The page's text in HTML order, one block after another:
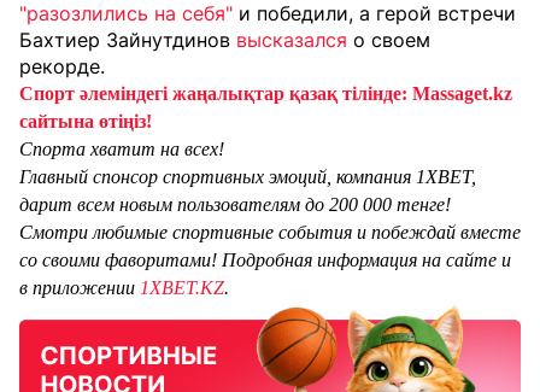
"разозлились на себя" и победили, а герой встречи
Бахтиер Зайнутдинов высказался о своем
рекорде.
Спорт әлеміндегі жаңалықтар қазақ тілінде: Massaget.kz
сайтына өтіңіз!
Спорта хватит на всех!
Главный спонсор спортивных эмоций, компания 1XBET,
дарит всем новым пользователям до 200 000 тенге!
Смотри любимые спортивные события и побеждай вместе
со своими фаворитами! Подробная информация на сайте и
в приложении 1XBET.KZ.